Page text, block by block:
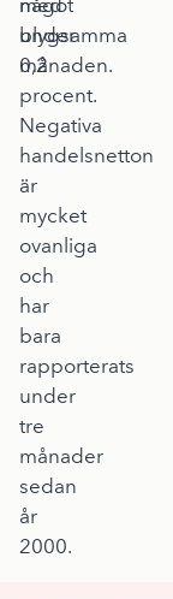
något
under
månaden.
med
blygsamma
0,2
procent.
Negativa
handelsnetton
är
mycket
ovanliga
och
har
bara
rapporterats
under
tre
månader
sedan
år
2000.